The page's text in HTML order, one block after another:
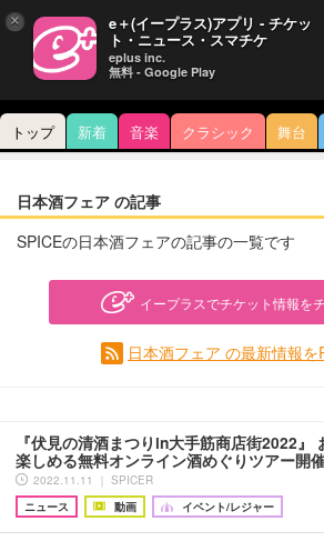
トップ 新着 音楽 クラシック 舞台
日本酒フェア の記事
SPICEの日本酒フェアの記事の一覧です
イープラスでチケット情報を
日本酒フェア の最新情報を
『伏見の清酒まつりin大手筋商店街2022』
楽しめる無料オンライン酒めぐりツアー開
2022.11.11 ｜ SPICER
ニュース
動画 イベント/レジャー
× e＋(イープラス)アプリ - チケッ
ト・ニュース・スマチケ
eplus inc.
無料 - Google Play